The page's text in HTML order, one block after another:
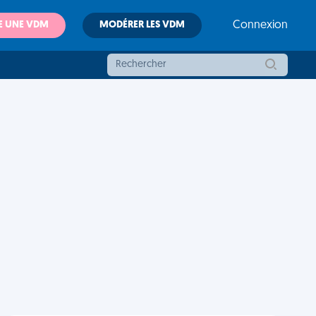
UNE VDM MODÉRER LES VDM Connexion